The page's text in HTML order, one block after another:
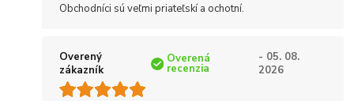
Obchodníci sú veľmi priateľskí a ochotní.
Overený
zákazník
Overená
recenzia
- 05. 08.
2026